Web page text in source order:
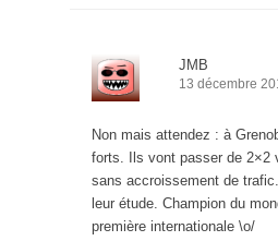
JMB
13 décembre
Non mais attendez : à
forts. Ils vont passer de 2×2
sans accroissement de
leur étude. Champion du
première internationale \o/